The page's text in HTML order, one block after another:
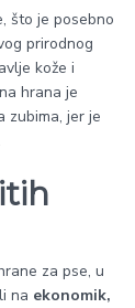
što je posebno
prirodnog
kože i
hrana je
zubima, jer je
za pse, u
na ekonomik,